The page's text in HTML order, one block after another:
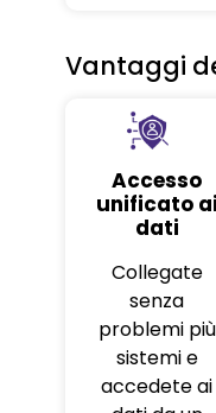
Vantaggi
Accesso
unificato ai
dati
Collegate
senza
problemi più
sistemi e
accedete ai